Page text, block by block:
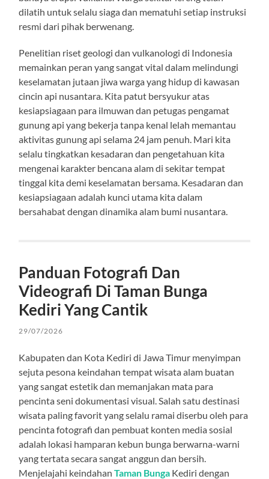
dilatih untuk selalu siaga dan mematuhi setiap instruksi
resmi dari pihak berwenang.
Penelitian riset geologi dan vulkanologi di Indonesia
memainkan peran yang sangat vital dalam melindungi
keselamatan jutaan jiwa warga yang hidup di kawasan
cincin api nusantara. Kita patut bersyukur atas
kesiapsiagaan para ilmuwan dan petugas pengamat
gunung api yang bekerja tanpa kenal lelah memantau
aktivitas gunung api selama 24 jam penuh. Mari kita
selalu tingkatkan kesadaran dan pengetahuan kita
mengenai karakter bencana alam di sekitar tempat
tinggal kita demi keselamatan bersama. Kesadaran dan
kesiapsiagaan adalah kunci utama kita dalam
bersahabat dengan dinamika alam bumi nusantara.
Panduan Fotografi Dan
Videografi Di Taman Bunga
Kediri Yang Cantik
29/07/2026
Kabupaten dan Kota Kediri di Jawa Timur menyimpan
sejuta pesona keindahan tempat wisata alam buatan
yang sangat estetik dan memanjakan mata para
pencinta seni dokumentasi visual. Salah satu destinasi
wisata paling favorit yang selalu ramai diserbu oleh para
pencinta fotografi dan pembuat konten media sosial
adalah lokasi hamparan kebun bunga berwarna-warni
yang tertata secara sangat anggun dan bersih.
Menjelajahi keindahanTaman Bunga Kediri dengan